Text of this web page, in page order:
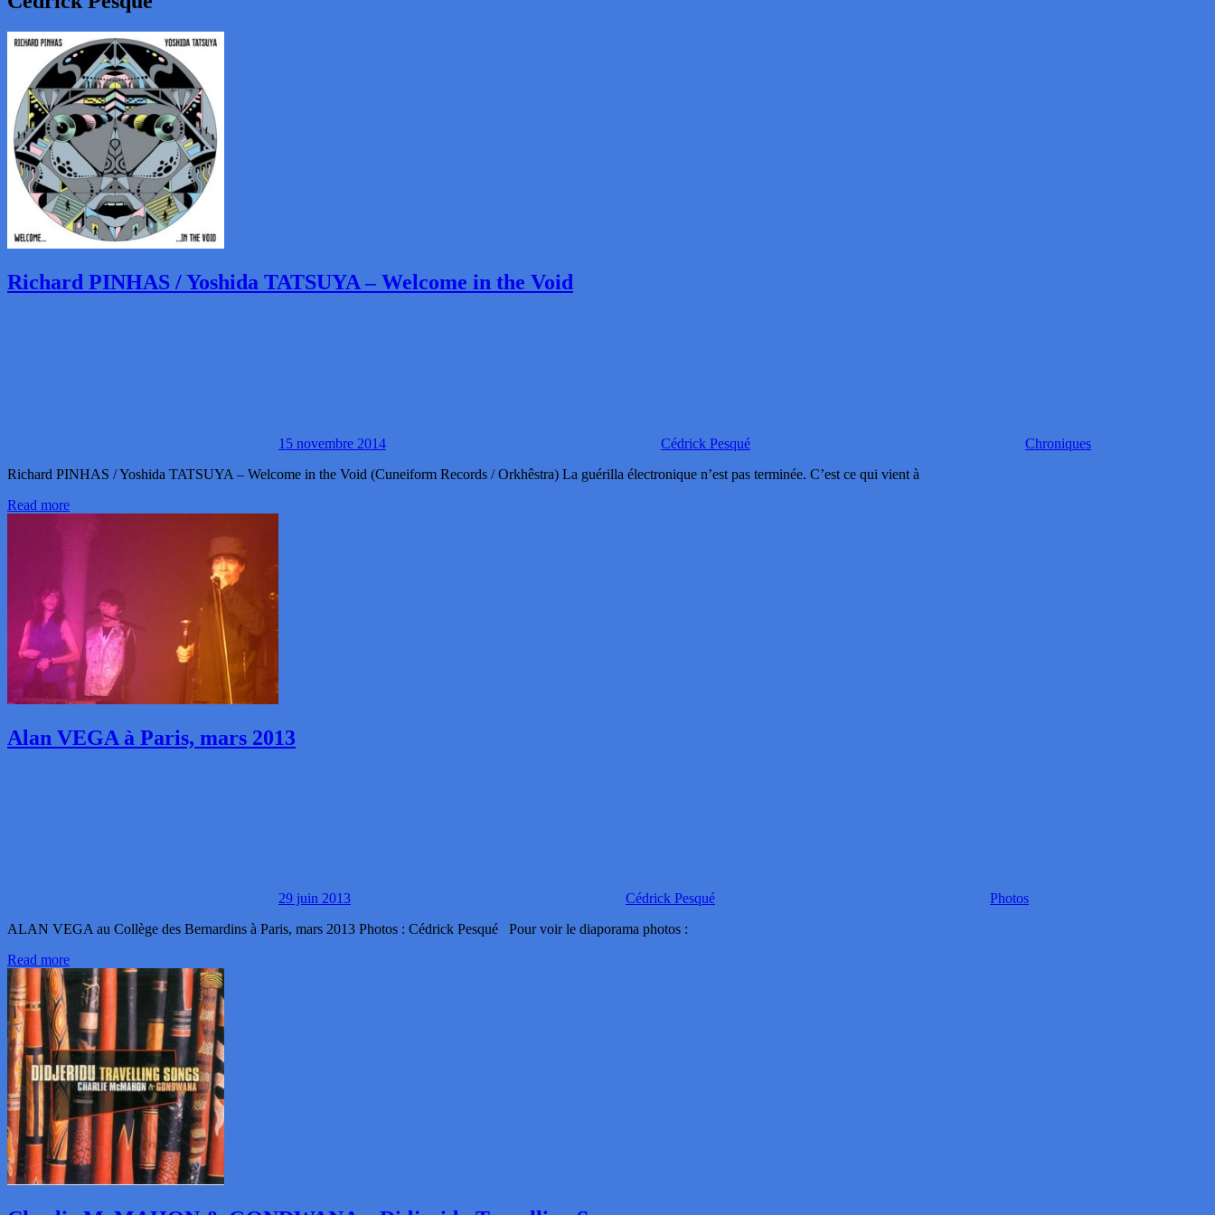
Richard PINHAS / Yoshida TATSUYA – Welcome in the Void
15 novembre 2014 Cédrick Pesqué
Chroniques
Richard PINHAS / Yoshida TATSUYA – Welcome in the Void (Cuneiform Records / Orkhêstra) La guérilla électronique n’est pas terminée. C’est ce qui vient à
Read more
Alan VEGA à Paris, mars 2013
29 juin 2013 Cédrick Pesqué
Photos
ALAN VEGA au Collège des Bernardins à Paris, mars 2013 Photos : Cédrick Pesqué Pour voir le diaporama photos :
Read more